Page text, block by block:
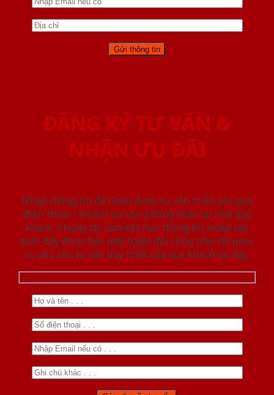
ĐĂNG KÝ TƯ VẤN &
NHẬN ƯU ĐÃI
Nhập thông tin để nhận được tư vấn miễn phí qua
điện thoại / email/ tại văn phòng hoặc tại nhà quý
khách. Chúng tôi cam kết mọi thông tin nhập vào
dưới đây được bảo mật tuyệt đối cũng như chỉ phục
vụ yêu cầu tư vấn duy nhất của quý khách tại đây.